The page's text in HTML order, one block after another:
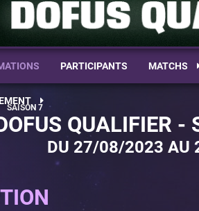
PARTICIPANTS MATCHS
QUALIFIER
DU 27/08/2023 AU